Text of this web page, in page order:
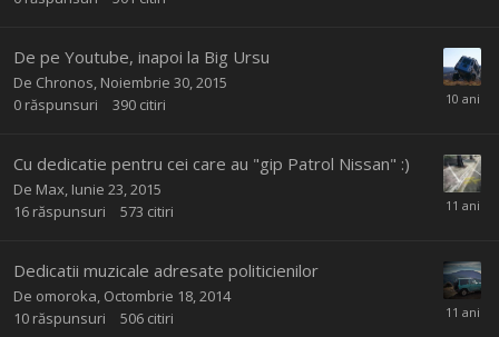
De pe Youtube, inapoi la Big Ursu
De Chronos Noiembrie 30, 2015
0 răspunsuri 390 citiri
Cu dedicatie pentru cei care au "gip Patrol Nissan" :)
De Max Iunie 23, 2015
16 răspunsuri 573 citiri
Dedicatii muzicale adresate politicienilor
De omoroka Octombrie 18, 2014
10 răspunsuri 506 citiri